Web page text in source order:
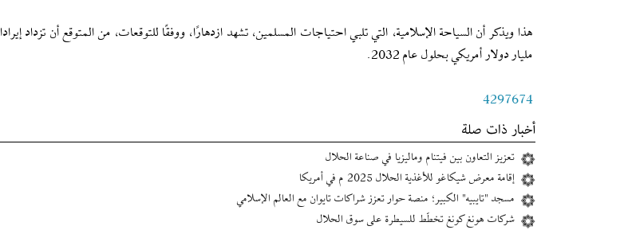
مليار دولار أمريكي بحلول عام 2032.
4297674
أخبار ذات صلة
تعزيز التعاون بين فيتنام وماليزيا في صناعة الحلال
إقامة‌ معرض شيكاغو للأغذية الحلال 2025 م في أمريكا
مسجد "تايبيه" الكبير؛ منصة حوار تعزز شراكات تايوان مع العالم الإسلامي
شرکات هونغ كونغ تخطّط للسيطرة على سوق الحلال